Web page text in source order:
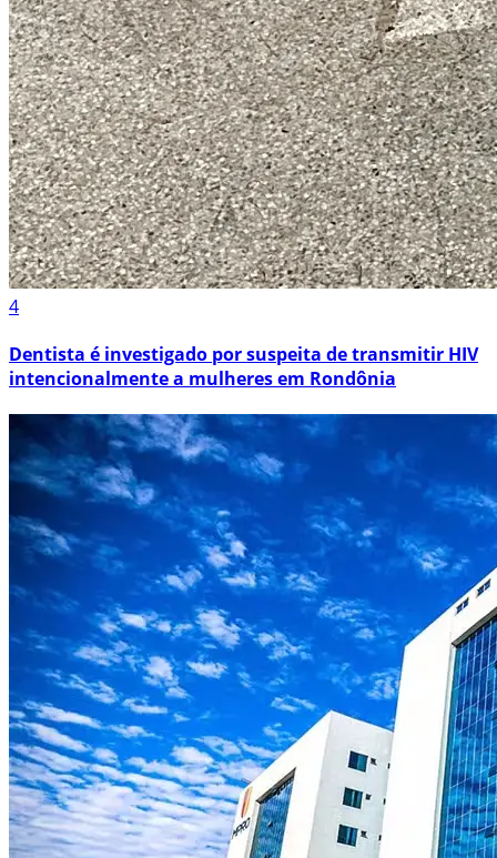
4
Dentista é investigado por suspeita de transmitir HIV
intencionalmente a mulheres em Rondônia